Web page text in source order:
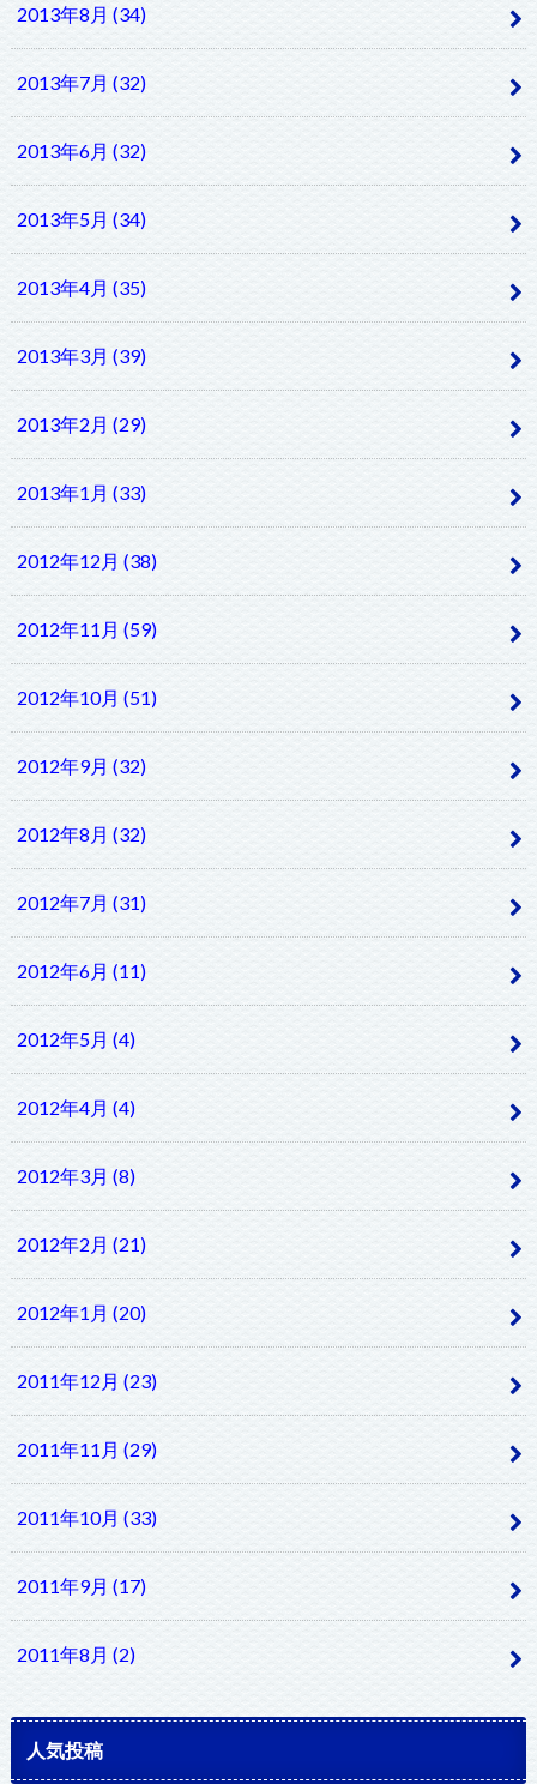
2013年8月 (34)
2013年7月 (32)
2013年6月 (32)
2013年5月 (34)
2013年4月 (35)
2013年3月 (39)
2013年2月 (29)
2013年1月 (33)
2012年12月 (38)
2012年11月 (59)
2012年10月 (51)
2012年9月 (32)
2012年8月 (32)
2012年7月 (31)
2012年6月 (11)
2012年5月 (4)
2012年4月 (4)
2012年3月 (8)
2012年2月 (21)
2012年1月 (20)
2011年12月 (23)
2011年11月 (29)
2011年10月 (33)
2011年9月 (17)
2011年8月 (2)
人気投稿